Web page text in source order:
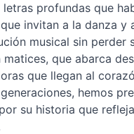
profundas que
invitan a la danza y
musical sin perder
que abarca
que llegan al
hemos
su historia que